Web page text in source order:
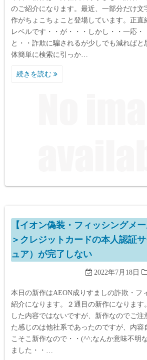
のご紹介になります。最近、一部分だけ文
作がちょこちょこと登場しています。正直
レベルです・・が・・・しかし・・一応・
と・・詐欺に騙されるが少しでも減ればと
体簡単に検索に引っか…
続きを読む
【イオン偽装・フィッシングメ
＞クレジットカードの本人認証
ュア）が完了しない
2022年7月18日
本日の新作はAEON成りすましの詐欺・フ
紹介になります。２通目の新作になります
した内容ではないですが、新作なのでご
た感じのは他社系であったのですが、内容
こそこ新作なので・・(^^;なんか意味不明
ました・・…